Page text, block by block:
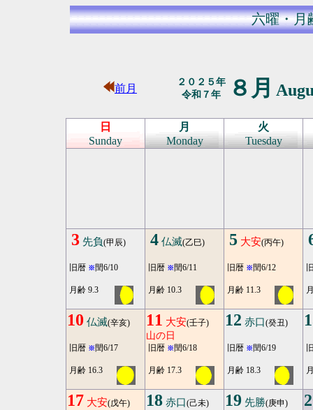
六曜・月
前月
２０２５年
令和７年
８月
日
Sunday
月
Monday
火
Tuesday
3 先負(甲辰)
旧暦 ※閏6/10
月齢 9.3
4 仏滅(乙巳)
旧暦 ※閏6/11
月齢 10.3
5 大安(丙午)
旧暦 ※閏6/12
月齢 11.3
10 仏滅(辛亥)
旧暦 ※閏6/17
月齢 16.3
11 大安(壬子)
山の日
旧暦 ※閏6/18
月齢 17.3
12 赤口(癸丑)
旧暦 ※閏6/19
月齢 18.3
17 大安(戊午) 18 赤口(己未) 19 先勝(庚申)